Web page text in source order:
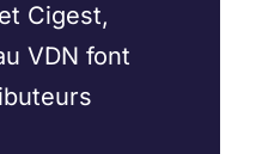
Cigest,
VDN font